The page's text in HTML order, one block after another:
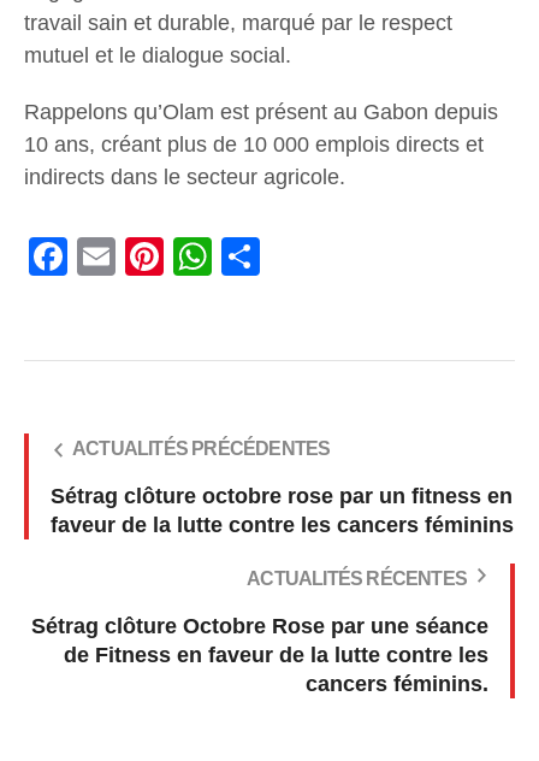
travail sain et durable, marqué par le respect
mutuel et le dialogue social.
Rappelons qu’Olam est présent au Gabon depuis
10 ans, créant plus de 10 000 emplois directs et
indirects dans le secteur agricole.
Facebook
Email PinterestWhatsApp
ACTUALITÉS PRÉCÉDENTES
Sétrag clôture octobre rose par un fitness en
faveur de la lutte contre les cancers féminins
ACTUALITÉS RÉCENTES
Sétrag clôture Octobre Rose par une séance
de Fitness en faveur de la lutte contre les
cancers féminins.